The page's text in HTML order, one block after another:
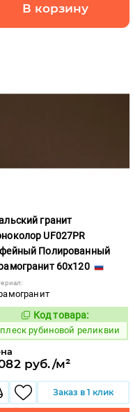
В корзину
гранит
UF027PR
Полированный
60x120
244330
Код товара:
рубиновой реликвии
руб./м²
Заказ в 1 клик